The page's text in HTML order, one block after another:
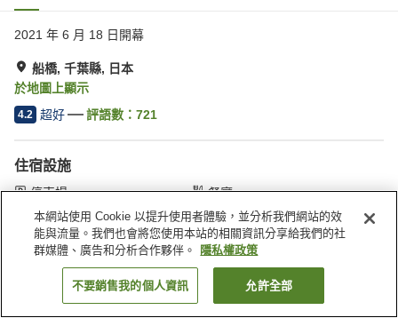
2021 年 6 月 18 日開幕
船橋, 千葉縣, 日本
於地圖上顯示
4.2 超好 評語數： 721
住宿設施
停車場
餐廳
自動販賣機
付費洗衣房
首頁 日本 千葉縣 船橋 西船橋站前 APA 飯店
找客房
本網站使用 Cookie 以提升使用者體驗，並分析我們網站的效
能與流量。我們也會將您使用本站的相關資訊分享給我們的社
群媒體、廣告和分析合作夥伴。
隱私權政策
不要銷售我的個人資訊 允許全部